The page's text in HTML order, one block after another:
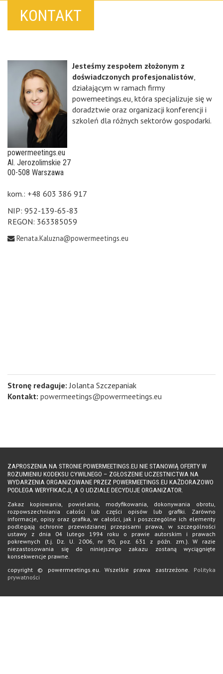
KONTAKT
Jesteśmy zespołem złożonym z
doświadczonych profesjonalistów
działającym w ramach firmy
powemeetings.eu, która specjalizuje się w
doradztwie oraz organizacji konferencji i
szkoleń dla różnych sektorów gospodarki.
powermeetings.eu
Al. Jerozolimskie 27
00-508 Warszawa
kom.: +48 603 386 917
NIP: 952-139-65-83
REGON: 363385059
Renata.Kaluzna@powermeetings.eu
Stronę redaguje: Jolanta Szczepaniak
Kontakt: powermeetings@powermeetings.eu
ZAPROSZENIA NA STRONIE POWERMEETINGS.EU NIE STANOWIĄ OFERTY W
ROZUMIENIU KODEKSU CYWILNEGO – ZGŁOSZENIE UCZESTNICTWA NA
WYDARZENIA ORGANIZOWANE PRZEZ POWERMEETINGS.EU KAŻDORAZOWO
PODLEGA WERYFIKACJI, A O UDZIALE DECYDUJE ORGANIZATOR.
Zakaz kopiowania, powielania, modyfikowania, dokonywania obrotu,
rozpowszechniania całości lub części opisów lub grafiki. Zarówno
informacje, opisy oraz grafika, w całości, jak i poszczególne ich elementy
podlegają ochronie przewidzianej przepisami prawa, w szczególności
ustawy z dnia 04 lutego 1994 roku o prawie autorskim i prawach
pokrewnych (t.j. Dz. U. 2006, nr 90, poz. 631 z późn. zm.). W razie
niezastosowania się do niniejszego zakazu zostaną wyciągnięte
konsekwencje prawne.
copyright © powermeetings.eu. Wszelkie prawa zastrzeżone. Polityka
prywatności